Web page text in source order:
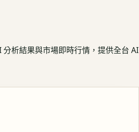
析結果與市場即時行情，提供全台 AI